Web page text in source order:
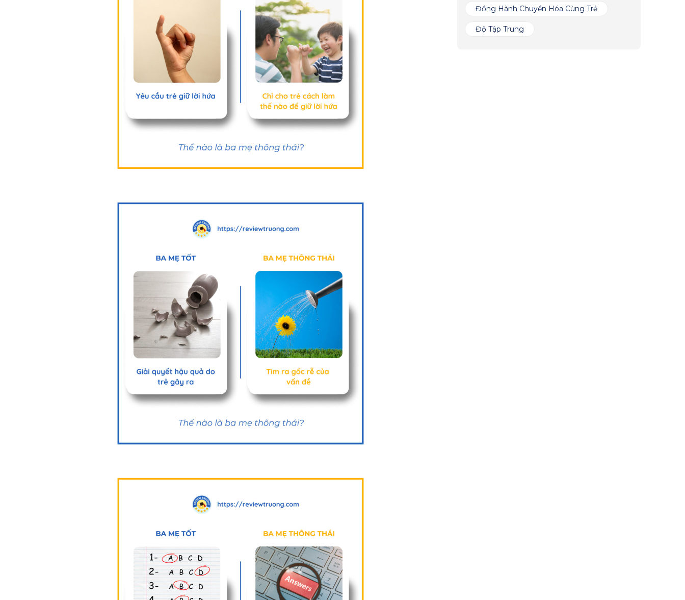
Đồng Hành Chuyển Hóa Cùng Trẻ
Độ Tập Trung